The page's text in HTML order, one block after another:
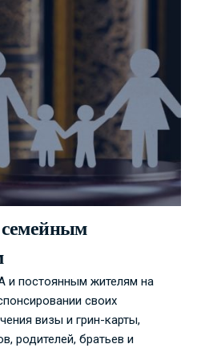
постоянным жителям на
своих
визы и грин-карты,
родителей, братьев и